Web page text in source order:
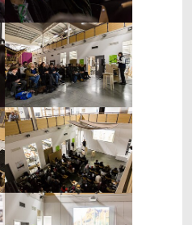
Show larger version
Show larger version
Show larger version